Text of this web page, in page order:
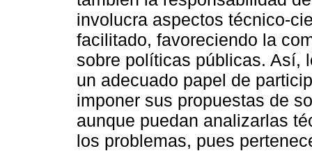
involucra aspectos técnico-
facilitado, favoreciendo la
sobre políticas públicas. Así,
un adecuado papel de
imponer sus propuestas de
aunque puedan analizarlas
los problemas, pues